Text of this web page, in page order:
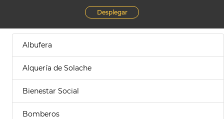
Desplegar
Albufera
Alquería de Solache
Bienestar Social
Bomberos